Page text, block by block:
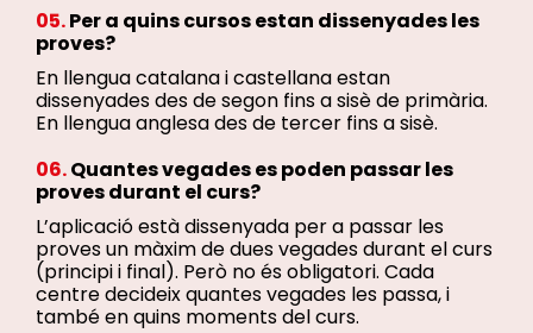
05.Per a quins cursos estan dissenyades les
proves?
En llengua catalana i castellana estan
dissenyades des de segon fins a sisè de primària.
En llengua anglesa des de tercer fins a sisè.
06.Quantes vegades es poden passar les
proves durant el curs?
L’aplicació està dissenyada per a passar les
proves un màxim de dues vegades durant el curs
(principi i final). Però no és obligatori. Cada
centre decideix quantes vegades les passa, i
també en quins moments del curs.